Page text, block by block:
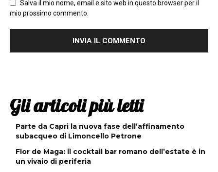
Salva il mio nome, email e sito web in questo browser per il
mio prossimo commento.
Gli articoli più letti
Parte da Capri la nuova fase dell’affinamento
subacqueo di Limoncello Petrone
Flor de Maga: il cocktail bar romano dell’estate è in
un vivaio di periferia